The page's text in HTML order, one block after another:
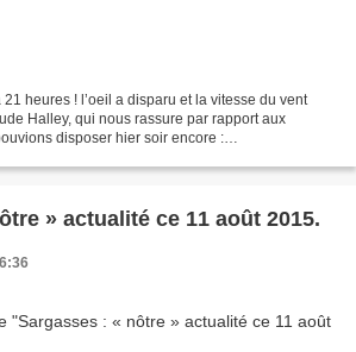
heures ! l’oeil a disparu et la vitesse du vent
Halley, qui nous rassure par rapport aux
disposer hier soir encore :
» actualité ce 11 août 2015.